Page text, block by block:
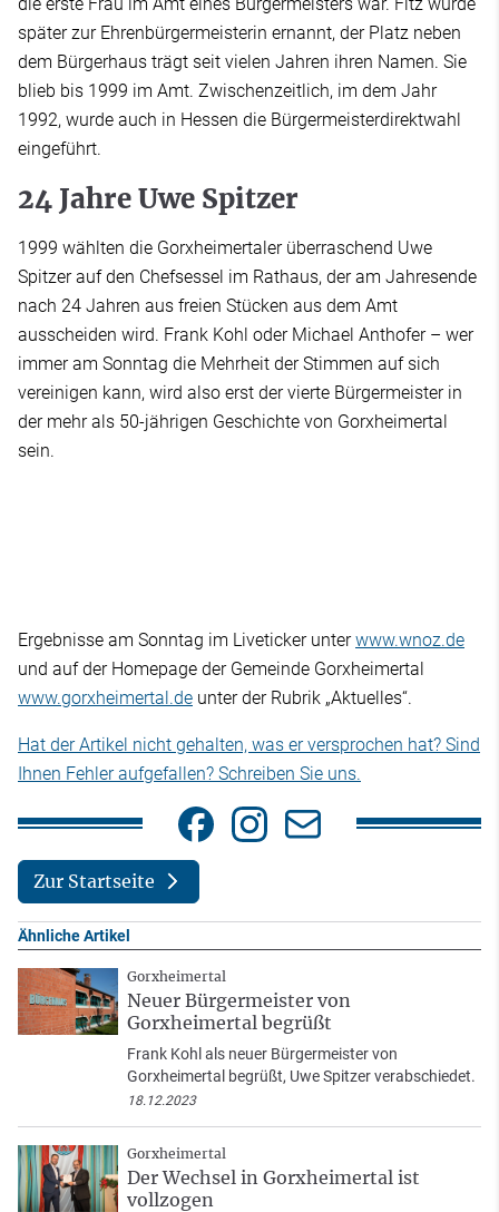
später zur Ehrenbürgermeisterin ernannt, der Platz neben
dem Bürgerhaus trägt seit vielen Jahren ihren Namen. Sie
blieb bis 1999 im Amt. Zwischenzeitlich, im dem Jahr
1992, wurde auch in Hessen die Bürgermeisterdirektwahl
eingeführt.
24 Jahre Uwe Spitzer
1999 wählten die Gorxheimertaler überraschend Uwe
Spitzer auf den Chefsessel im Rathaus, der am Jahresende
nach 24 Jahren aus freien Stücken aus dem Amt
ausscheiden wird. Frank Kohl oder Michael Anthofer – wer
immer am Sonntag die Mehrheit der Stimmen auf sich
vereinigen kann, wird also erst der vierte Bürgermeister in
der mehr als 50-jährigen Geschichte von Gorxheimertal
sein.
Ergebnisse am Sonntag im Liveticker unterwww.wnoz.de
und auf der Homepage der Gemeinde Gorxheimertal
www.gorxheimertal.de unter der Rubrik „Aktuelles“.
Hat der Artikel nicht gehalten, was er versprochen hat? Sind
Ihnen Fehler aufgefallen? Schreiben Sie uns.
Zur Startseite
Ähnliche Artikel
Gorxheimertal
Neuer Bürgermeister von
Gorxheimertal begrüßt
Frank Kohl als neuer Bürgermeister von
Gorxheimertal begrüßt, Uwe Spitzer verabschiedet.
18.12.2023
Gorxheimertal
Der Wechsel in Gorxheimertal ist
vollzogen